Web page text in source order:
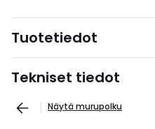
Tuotetiedot
Tekniset tiedot
Näytä murupolku